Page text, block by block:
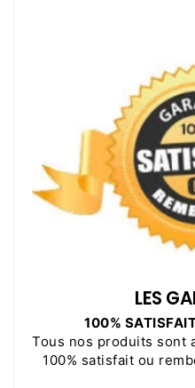
LES
100%
Tous nos produits sont
100% satisfait ou